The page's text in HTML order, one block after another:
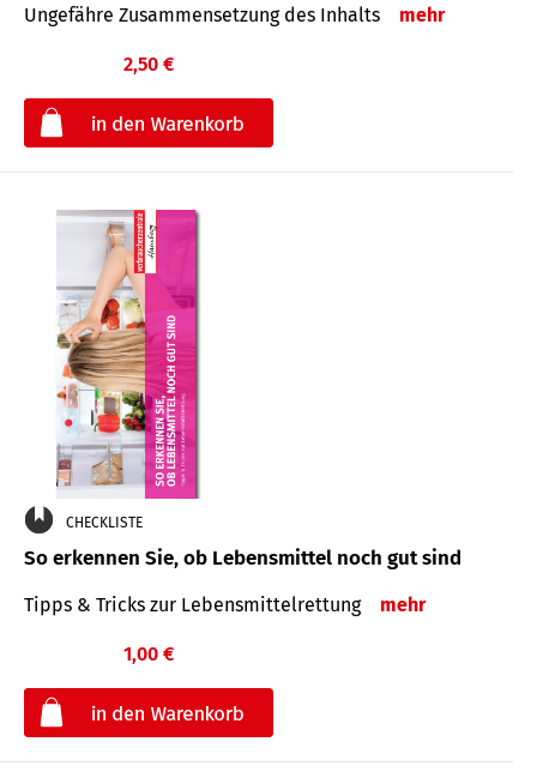
Ungefähre Zusammensetzung des Inhalts mehr
2,50 €
CHECKLISTE
So erkennen Sie, ob Lebensmittel noch gut sind
Tipps & Tricks zur Lebensmittelrettung mehr
1,00 €